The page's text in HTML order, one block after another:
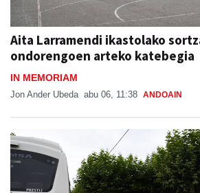
Aita Larramendi ikastolako
ondorengoen arteko katebegia
IN MEMORIAM
Jon Ander Ubeda abu 06, 11:38 ANDOAIN